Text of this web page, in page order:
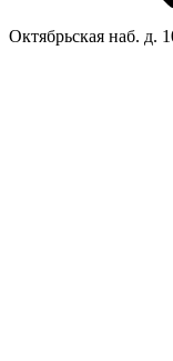
Октябрьская наб. д.